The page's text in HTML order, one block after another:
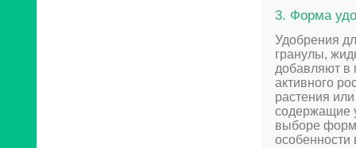
3. Форма
Удобрения
гранулы,
добавляют в
активного
растения
содержащие
выборе
особенности